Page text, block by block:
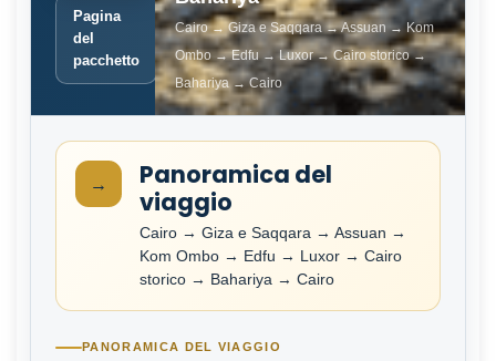
Pagina
del
pacchetto
Cairo → Giza e Saqqara → Assuan → Kom
Ombo → Edfu → Luxor → Cairo storico →
Bahariya → Cairo
→
Panoramica del
viaggio
Cairo → Giza e Saqqara → Assuan →
Kom Ombo → Edfu → Luxor → Cairo
storico → Bahariya → Cairo
PANORAMICA DEL VIAGGIO